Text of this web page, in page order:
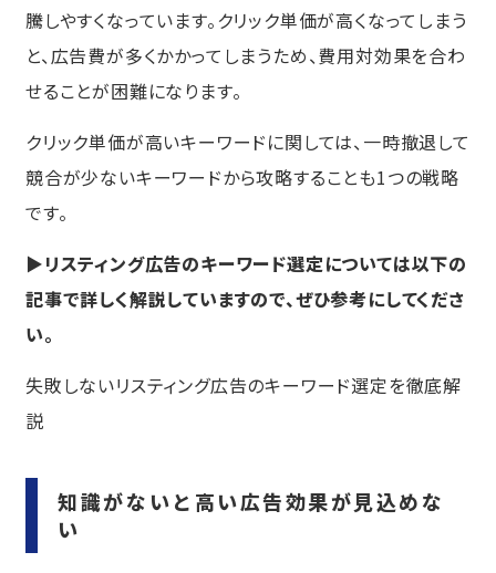
騰しやすくなっています。クリック単価が高くなってしまう
と、広告費が多くかかってしまうため、費用対効果を合わ
せることが困難になります。
クリック単価が高いキーワードに関しては、一時撤退して
競合が少ないキーワードから攻略することも1つの戦略
です。
▶リスティング広告のキーワード選定については以下の
記事で詳しく解説していますので、ぜひ参考にしてくださ
い。
失敗しないリスティング広告のキーワード選定を徹底解
説
知識がないと高い広告効果が見込めな
い